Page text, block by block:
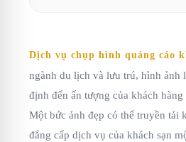
Dịch vụ chụp hình quảng cáo
ngành du lịch và lưu trú, hình ảnh
định đến ấn tượng của khách
Một bức ảnh đẹp có thể truyền tải
đẳng cấp dịch vụ của khách sạn